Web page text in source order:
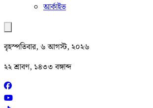
আর্কাইভ
বৃহস্পতিবার, ৬ আগস্ট, ২০২৬
২২ শ্রাবণ, ১৪৩৩ বঙ্গাব্দ